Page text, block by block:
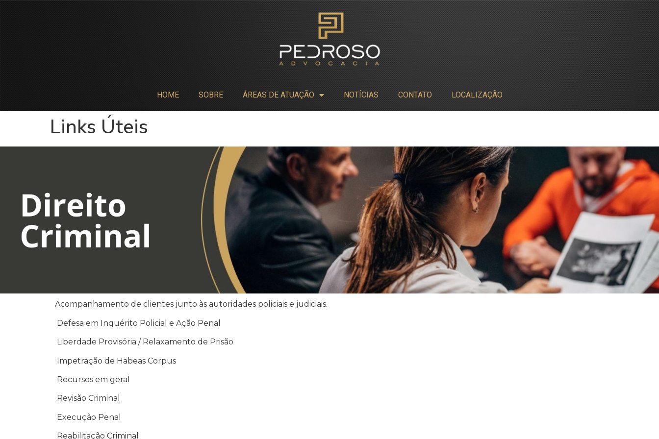
HOME SOBRE ÁREAS DE ATUAÇÃO NOTÍCIAS CONTATO LOCALIZAÇÃO
Links Úteis
Acompanhamento de clientes junto às autoridades policiais e judiciais.
Defesa em Inquérito Policial e Ação Penal
Liberdade Provisória / Relaxamento de Prisão
Impetração de Habeas Corpus
Recursos em geral
Revisão Criminal
Execução Penal
Reabilitação Criminal